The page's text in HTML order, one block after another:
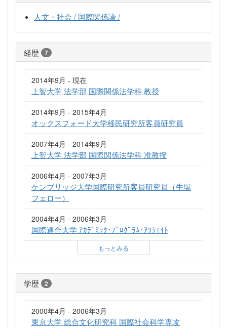
人文・社会 / 国際関係論 /
経歴 7
2014年9月 - 現在
上智大学 法学部 国際関係法学科 教授
2014年9月 - 2015年4月
オックスフォード大学移民研究所客員研究員
2007年4月 - 2014年9月
上智大学 法学部 国際関係法学科 准教授
2006年4月 - 2007年3月
ケンブリッジ大学国際研究所客員研究員（牛場
フェロー）
2004年4月 - 2006年3月
国際連合大学 ｱｶﾃﾞﾐｯｸ･ﾌﾟﾛｸﾞﾗﾑ･ｱｿｼｴｲﾄ
もっとみる
学歴 2
2000年4月 - 2006年3月
東京大学 総合文化研究科 国際社会科学専攻